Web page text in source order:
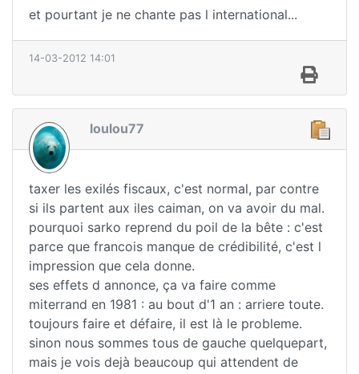
et pourtant je ne chante pas l international...
14-03-2012 14:01
loulou77
taxer les exilés fiscaux, c'est normal, par contre
si ils partent aux iles caiman, on va avoir du mal.
pourquoi sarko reprend du poil de la bête : c'est
parce que francois manque de crédibilité, c'est l
impression que cela donne.
ses effets d annonce, ça va faire comme
miterrand en 1981 : au bout d'1 an : arriere toute.
toujours faire et défaire, il est là le probleme.
sinon nous sommes tous de gauche quelquepart,
mais je vois dejà beaucoup qui attendent de